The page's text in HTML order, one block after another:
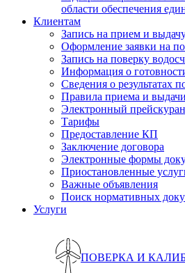
области обеспечения
Клиентам
Запись на прием и
Оформление заявки на
Запись на поверку
Информация о
Сведения о результатах
Правила приема и
Электронный
Тарифы
Предоставление КП
Заключение договора
Электронные формы
Приостановленные
Важные объявления
Поиск нормативных
Услуги
ПОВЕРКА И